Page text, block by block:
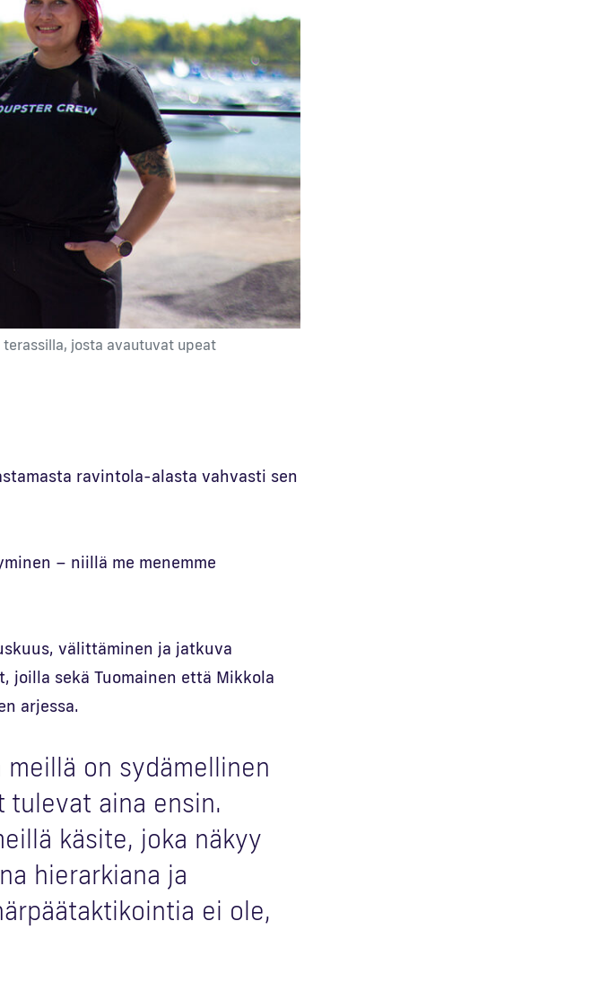
josta avautuvat upeat
ravintola-alasta vahvasti sen
– niillä me menemme
välittäminen ja jatkuva
joilla sekä Tuomainen että Mikkola
arjessa.
on sydämellinen
tulevat aina ensin.
käsite, joka näkyy
hierarkiana ja
ei ole,